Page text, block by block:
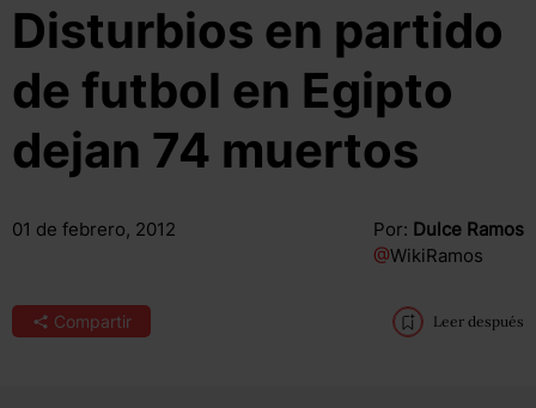
Disturbios en partido
de futbol en Egipto
dejan 74 muertos
01 de febrero, 2012 Por: Dulce Ramos
@WikiRamos
Compartir Leer después